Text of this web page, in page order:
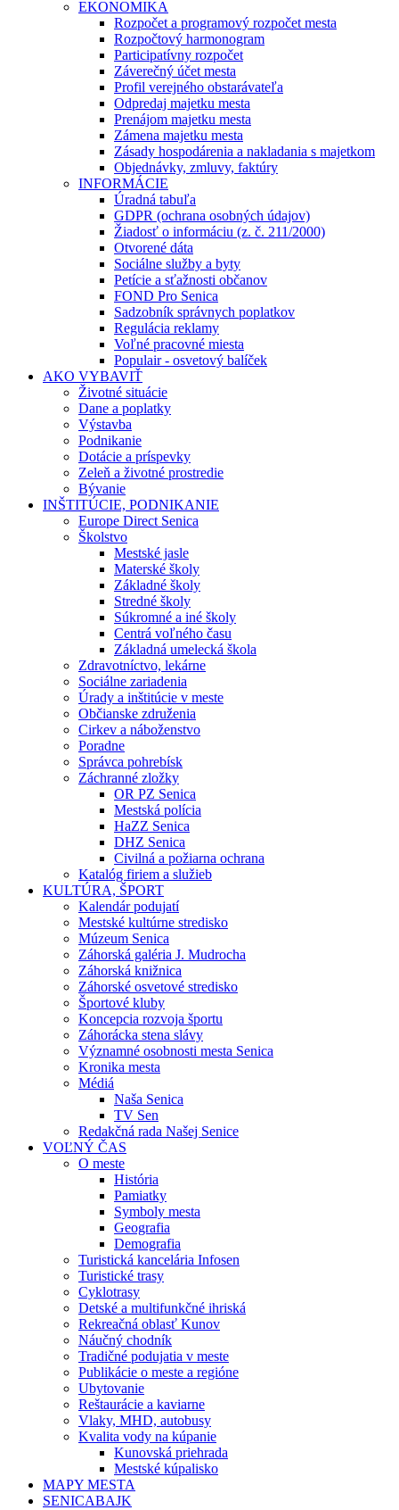
EKONOMIKA
Rozpočet a programový rozpočet mesta
Rozpočtový harmonogram
Participatívny rozpočet
Záverečný účet mesta
Profil verejného obstarávateľa
Odpredaj majetku mesta
Prenájom majetku mesta
Zámena majetku mesta
Zásady hospodárenia a nakladania s majetkom
Objednávky, zmluvy, faktúry
INFORMÁCIE
Úradná tabuľa
GDPR (ochrana osobných údajov)
Žiadosť o informáciu (z. č. 211/2000)
Otvorené dáta
Sociálne služby a byty
Petície a sťažnosti občanov
FOND Pro Senica
Sadzobník správnych poplatkov
Regulácia reklamy
Voľné pracovné miesta
Populair - osvetový balíček
AKO VYBAVIŤ
Životné situácie
Dane a poplatky
Výstavba
Podnikanie
Dotácie a príspevky
Zeleň a životné prostredie
Bývanie
INŠTITÚCIE, PODNIKANIE
Europe Direct Senica
Školstvo
Mestské jasle
Materské školy
Základné školy
Stredné školy
Súkromné a iné školy
Centrá voľného času
Základná umelecká škola
Zdravotníctvo, lekárne
Sociálne zariadenia
Úrady a inštitúcie v meste
Občianske združenia
Cirkev a náboženstvo
Poradne
Správca pohrebísk
Záchranné zložky
OR PZ Senica
Mestská polícia
HaZZ Senica
DHZ Senica
Civilná a požiarna ochrana
Katalóg firiem a služieb
KULTÚRA, ŠPORT
Kalendár podujatí
Mestské kultúrne stredisko
Múzeum Senica
Záhorská galéria J. Mudrocha
Záhorská knižnica
Záhorské osvetové stredisko
Športové kluby
Koncepcia rozvoja športu
Záhorácka stena slávy
Významné osobnosti mesta Senica
Kronika mesta
Médiá
Naša Senica
TV Sen
Redakčná rada Našej Senice
VOĽNÝ ČAS
O meste
História
Pamiatky
Symboly mesta
Geografia
Demografia
Turistická kancelária Infosen
Turistické trasy
Cyklotrasy
Detské a multifunkčné ihriská
Rekreačná oblasť Kunov
Náučný chodník
Tradičné podujatia v meste
Publikácie o meste a regióne
Ubytovanie
Reštaurácie a kaviarne
Vlaky, MHD, autobusy
Kvalita vody na kúpanie
Kunovská priehrada
Mestské kúpalisko
MAPY MESTA
SENICABAJK